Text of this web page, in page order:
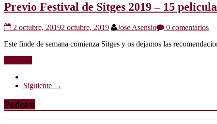
Previo Festival de Sitges 2019 – 15
2 octubre, 20192 octubre, 2019 Jose Asensio
0 comentarios
Este finde de semana comienza Sitges y os dejamos las
Siguiente →
Podcast